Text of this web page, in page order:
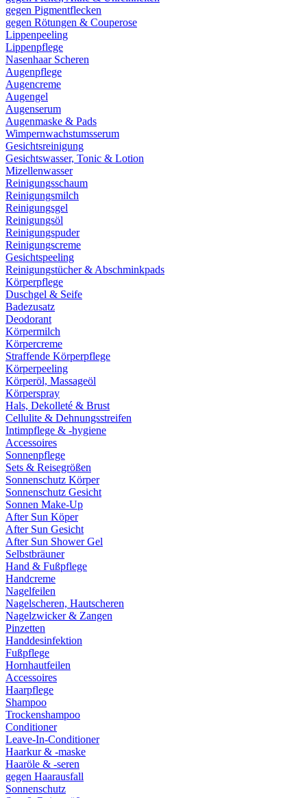
gegen Pigmentflecken
gegen Rötungen & Couperose
Lippenpeeling
Lippenpflege
Nasenhaar Scheren
Augenpflege
Augencreme
Augengel
Augenserum
Augenmaske & Pads
Wimpernwachstumsserum
Gesichtsreinigung
Gesichtswasser, Tonic & Lotion
Mizellenwasser
Reinigungsschaum
Reinigungsmilch
Reinigungsgel
Reinigungsöl
Reinigungspuder
Reinigungscreme
Gesichtspeeling
Reinigungstücher & Abschminkpads
Körperpflege
Duschgel & Seife
Badezusatz
Deodorant
Körpermilch
Körpercreme
Straffende Körperpflege
Körperpeeling
Körperöl, Massageöl
Körperspray
Hals, Dekolleté & Brust
Cellulite & Dehnungsstreifen
Intimpflege & -hygiene
Accessoires
Sonnenpflege
Sets & Reisegrößen
Sonnenschutz Körper
Sonnenschutz Gesicht
Sonnen Make-Up
After Sun Köper
After Sun Gesicht
After Sun Shower Gel
Selbstbräuner
Hand & Fußpflege
Handcreme
Nagelfeilen
Nagelscheren, Hautscheren
Nagelzwicker & Zangen
Pinzetten
Handdesinfektion
Fußpflege
Hornhautfeilen
Accessoires
Haarpflege
Shampoo
Trockenshampoo
Conditioner
Leave-In-Conditioner
Haarkur & -maske
Haaröle & -seren
gegen Haarausfall
Sonnenschutz